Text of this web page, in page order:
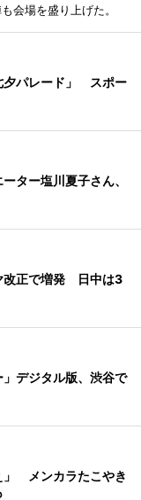
会場を盛り上げた。
夕パレード」 スポー
ター塩川夏子さん、
改正で増発 日中は3
デジタル版、渋谷で
」 メンカラたこやき